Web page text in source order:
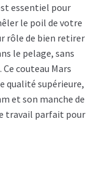
essentiel pour
le poil de votre
rôle de bien retirer
le pelage, sans
couteau Mars
qualité supérieure,
et son manche de
travail parfait pour